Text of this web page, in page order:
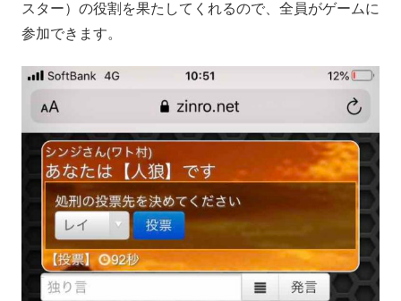
スター）の役割を果たしてくれるので、全員がゲームに
参加できます。